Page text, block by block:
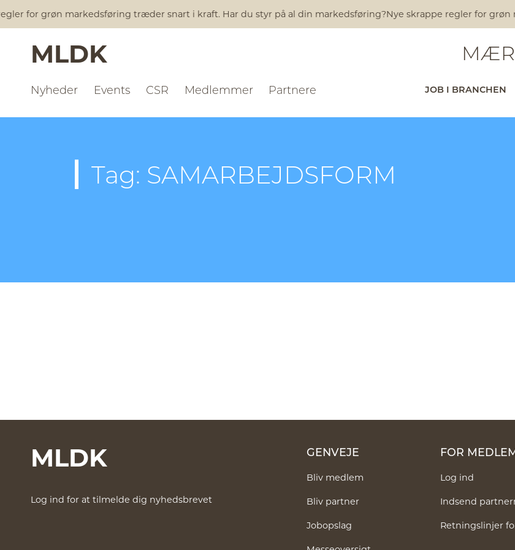
for grøn markedsføring træder snart i kraft. Har du styr på al din markedsføring?Nye skrappe regler for grøn
MLDK
Nyheder Events CSR Medlemmer Partnere JOB I BRANCHEN
Tag: SAMARBEJDSFORM
MLDK
Log ind for at tilmelde dig nyhedsbrevet
GENVEJE
Bliv medlem
Bliv partner
Jobopslag
FOR
Log ind
Indsend
Retningslinjer